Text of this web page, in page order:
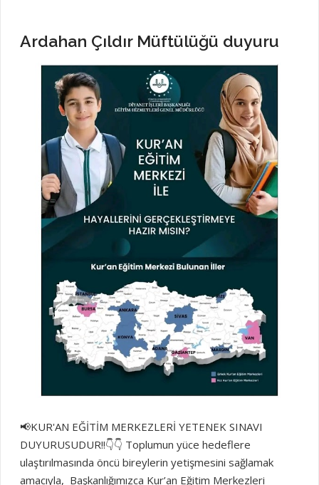
en önemlisi kanunlar korur, görüyoruz ki kanunlarımız bu
konuda yetersiz kalıyor, ormanlarımızla beraber
köylerimiz, köylülerimiz, görevli ve gönüllü insanlarımız,
evcil ve yaban hayvanlarımız yanıyor, ölüyor, doğamız yok
oluyor, geleceğimiz kararıyor, acımız büyüyor, bu noktada
yeni hukuki düzenlemelere gidilmesi, ormanları yakan ve
azmettirenlere en ağır cezaların verilmesi elzemdir" dedi.
" CAYDIRICI CEZALAR GETİRMELİYİZ" İlkay Şimşek
açıklamasını şöyle sürdürdü: "Orman yangınları bugünün
değil, dünün sorunudur, yıllardır sosyal medyada sabotaj
olasılığına işaret eden d...
Ardahan Çıldır Müftülüğü duyuru
📢KUR'AN EĞİTİM MERKEZLERİ YETENEK SINAVI
DUYURUSUDUR!!👇👇 Toplumun yüce hedeflere
ulaştırılmasında öncü bireylerin yetişmesini sağlamak
amacıyla, Başkanlığımızca Kur’an Eğitim Merkezleri